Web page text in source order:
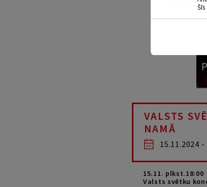
VALSTS
NAMĀ
15.11.2024
15.11. plkst.18:00
Valsts svētku